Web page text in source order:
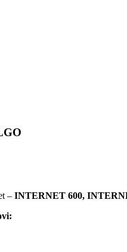
– INTERNET 600,